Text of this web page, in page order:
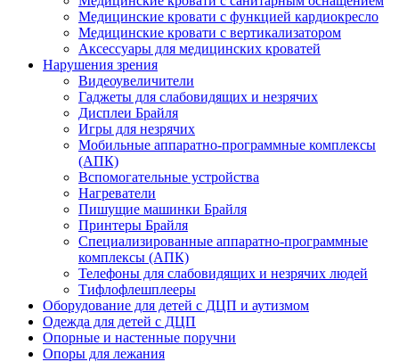
Медицинские кровати с функцией кардиокресло
Медицинские кровати с вертикализатором
Аксессуары для медицинских кроватей
Нарушения зрения
Видеоувеличители
Гаджеты для слабовидящих и незрячих
Дисплеи Брайля
Игры для незрячих
Мобильные аппаратно-программные комплексы
(АПК)
Вспомогательные устройства
Нагреватели
Пишущие машинки Брайля
Принтеры Брайля
Специализированные аппаратно-программные
комплексы (АПК)
Телефоны для слабовидящих и незрячих людей
Тифлофлешплееры
Оборудование для детей с ДЦП и аутизмом
Одежда для детей с ДЦП
Опорные и настенные поручни
Опоры для лежания